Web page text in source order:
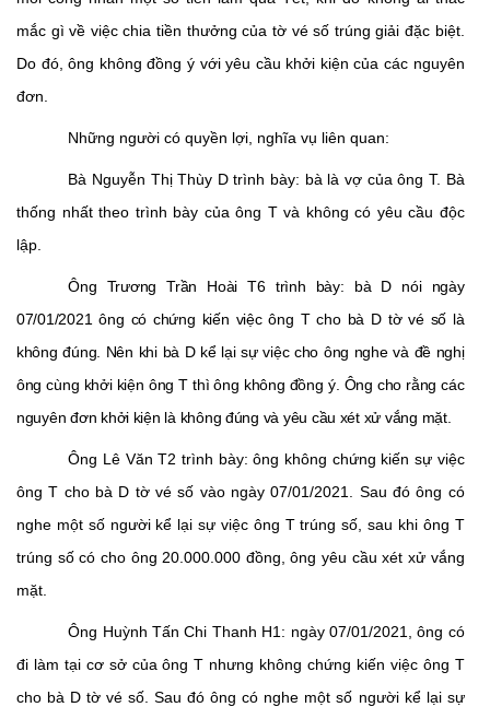
mắc gì về việc chia tiền thưởng của tờ vé số trúng giải đặc biệt.
Do đó, ông không đồng ý với yêu cầu khởi kiện của các nguyên
đơn.
Những người có quyền lợi, nghĩa vụ liên quan:
Bà Nguyễn Thị Thùy D trình bày: bà là vợ của ông T. Bà
thống nhất theo trình bày của ông T và không có yêu cầu độc
lập.
Ông Trương Trần Hoài T6 trình bày: bà D nói ngày
07/01/2021 ông có chứng kiến việc ông T cho bà D tờ vé số là
không đúng. Nên khi bà D kể lại sự việc cho ông nghe và đề nghị
ông cùng khởi kiện ông T thì ông không đồng ý. Ông cho rằng các
nguyên đơn khởi kiện là không đúng và yêu cầu xét xử vắng mặt.
Ông Lê Văn T2 trình bày: ông không chứng kiến sự việc
ông T cho bà D tờ vé số vào ngày 07/01/2021. Sau đó ông có
nghe một số người kể lại sự việc ông T trúng số, sau khi ông T
trúng số có cho ông 20.000.000 đồng, ông yêu cầu xét xử vắng
mặt.
Ông Huỳnh Tấn Chi Thanh H1: ngày 07/01/2021, ông có
đi làm tại cơ sở của ông T nhưng không chứng kiến việc ông T
cho bà D tờ vé số. Sau đó ông có nghe một số người kể lại sự